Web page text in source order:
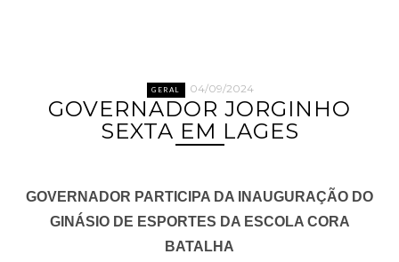
GERAL 04/09/2024
GOVERNADOR JORGINHO
SEXTA EM LAGES
GOVERNADOR PARTICIPA DA INAUGURAÇÃO DO
GINÁSIO DE ESPORTES DA ESCOLA CORA
BATALHA